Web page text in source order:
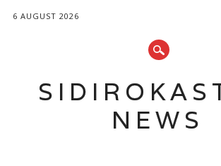
6 AUGUST 2026
NEWS